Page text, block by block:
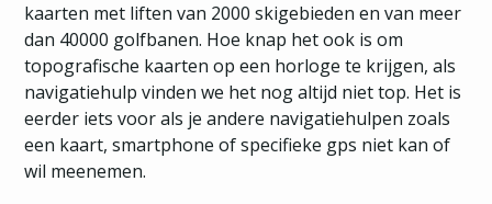
kaarten met liften van 2000 skigebieden en van meer
dan 40000 golfbanen. Hoe knap het ook is om
topografische kaarten op een horloge te krijgen, als
navigatiehulp vinden we het nog altijd niet top. Het is
eerder iets voor als je andere navigatiehulpen zoals
een kaart, smartphone of specifieke gps niet kan of
wil meenemen.